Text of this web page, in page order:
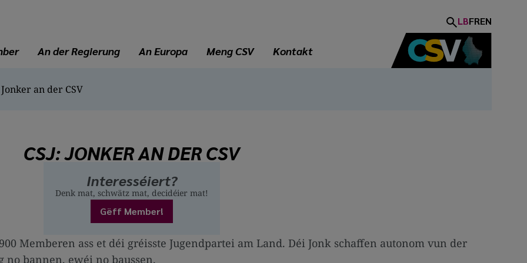
LBFREN
An der Regierung An Europa Meng CSV Kontakt
Jonker an der CSV
CSJ: JONKER AN DER CSV
Interesséiert?
Denk mat, schwätz mat, decidéier mat!
Gëff Member!
Memberen ass et déi gréisste Jugendpartei am Land. Déi Jonk schaffen autonom vun der
bannen, ewéi no baussen.